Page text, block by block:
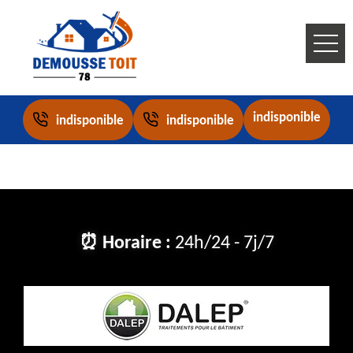
indisponible indisponible indisponible
⏰ Horaire : 24h/24 - 7j/7